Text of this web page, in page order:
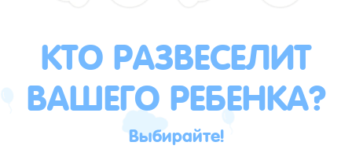
КТО РАЗВЕСЕЛИТ
ВАШЕГО РЕБЕНКА?
Выбирайте!